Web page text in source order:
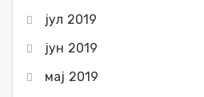
јул 2019
јун 2019
мај 2019